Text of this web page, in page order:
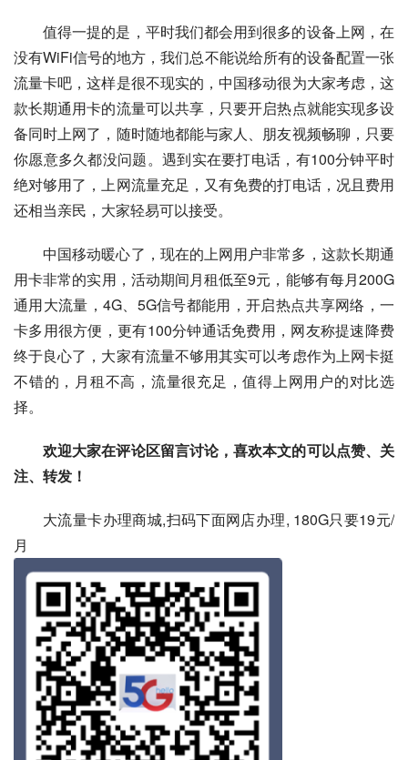
值得一提的是，平时我们都会用到很多的设备上网，在
没有WiFi信号的地方，我们总不能说给所有的设备配置一张
流量卡吧，这样是很不现实的，中国移动很为大家考虑，这
款长期通用卡的流量可以共享，只要开启热点就能实现多设
备同时上网了，随时随地都能与家人、朋友视频畅聊，只要
你愿意多久都没问题。遇到实在要打电话，有100分钟平时
绝对够用了，上网流量充足，又有免费的打电话，况且费用
还相当亲民，大家轻易可以接受。
中国移动暖心了，现在的上网用户非常多，这款长期通
用卡非常的实用，活动期间月租低至9元，能够有每月200G
通用大流量，4G、5G信号都能用，开启热点共享网络，一
卡多用很方便，更有100分钟通话免费用，网友称提速降费
终于良心了，大家有流量不够用其实可以考虑作为上网卡挺
不错的，月租不高，流量很充足，值得上网用户的对比选
择。
欢迎大家在评论区留言讨论，喜欢本文的可以点赞、关
注、转发！
大流量卡办理商城,扫码下面网店办理, 180G只要19元/
月